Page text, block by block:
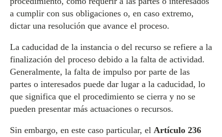
a cumplir con sus obligaciones o, en caso extremo,
dictar una resolución que avance el proceso.
La caducidad de la instancia o del recurso se refiere a la
finalización del proceso debido a la falta de actividad.
Generalmente, la falta de impulso por parte de las
partes o interesados puede dar lugar a la caducidad, lo
que significa que el procedimiento se cierra y no se
pueden presentar más actuaciones o recursos.
Sin embargo, en este caso particular, el Artículo 236